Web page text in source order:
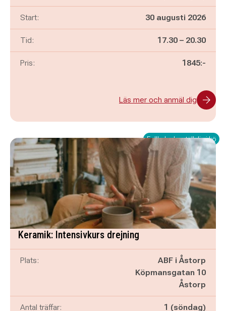
Start: 30 augusti 2026
Tid: Pågår mellan
17.30 – och
20.30
Pris: 1845:-
Läs mer och anmäl dig
Fullbokad – ställ dig i kö
Keramik: Intensivkurs drejning
Plats:
ABF i Åstorp
Köpmansgatan 10
Åstorp
Antal träffar: 1 (söndag)